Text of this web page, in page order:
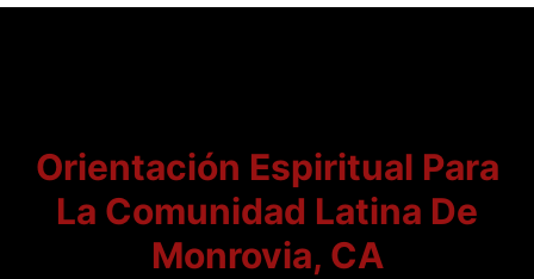
Orientación Espiritual Para
La Comunidad Latina De
Monrovia, CA